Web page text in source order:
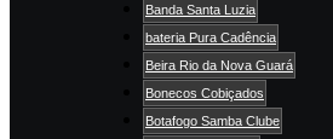
Banda Santa Luzia
bateria Pura Cadência
Beira Rio da Nova Guará
Bonecos Cobiçados
Botafogo Samba Clube